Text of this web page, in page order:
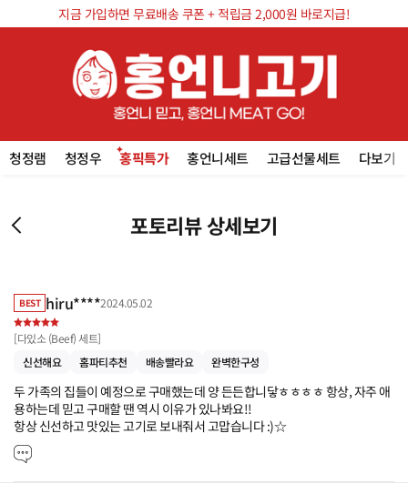
지금 가입하면 무료배송 쿠폰 + 적립금 2,000원 바로지급!
청정램 청정우 홍픽특가 홍언니세트 고급선물세트 다보기
포토리뷰 상세보기
BEST hiru****2024.05.02
[다있소 (Beef) 세트]
신선해요
홈파티추천 배송빨라요 완벽한구성
두 가족의 집들이 예정으로 구매했는데 양 든든합니닿ㅎㅎㅎㅎ 항상, 자주 애
용하는데 믿고 구매할 땐 역시 이유가 있나봐요!!
항상 신선하고 맛있는 고기로 보내줘서 고맙습니다 :)☆